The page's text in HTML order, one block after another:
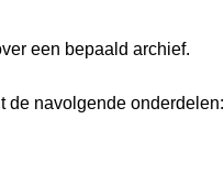
een bepaald archief.
de navolgende onderdelen: